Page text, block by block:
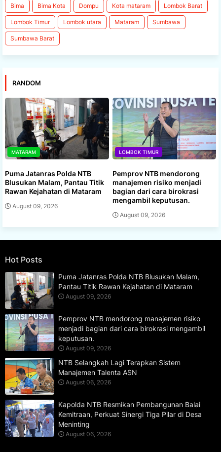
Bima Bima Kota Dompu Kota mataram Lombok Barat
Lombok Timur Lombok utara Mataram Sumbawa
Sumbawa Barat
RANDOM
MATARAM
Puma Jatanras Polda NTB
Blusukan Malam, Pantau Titik
Rawan Kejahatan di Mataram
August 09, 2026
LOMBOK TIMUR
Pemprov NTB mendorong
manajemen risiko menjadi
bagian dari cara birokrasi
mengambil keputusan.
August 09, 2026
Hot Posts
Puma Jatanras Polda NTB Blusukan Malam,
Pantau Titik Rawan Kejahatan di Mataram
August 09, 2026
Pemprov NTB mendorong manajemen risiko
menjadi bagian dari cara birokrasi mengambil
keputusan.
August 09, 2026
NTB Selangkah Lagi Terapkan Sistem
Manajemen Talenta ASN
August 06, 2026
Kapolda NTB Resmikan Pembangunan Balai
Kemitraan, Perkuat Sinergi Tiga Pilar di Desa
Meninting
August 06, 2026